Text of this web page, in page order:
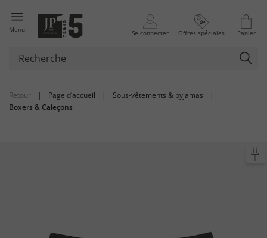
Menu Se connecter Offres spéciales Panier
Retour | Page d’accueil | Sous-vêtements & pyjamas
|
Boxers & Caleçons